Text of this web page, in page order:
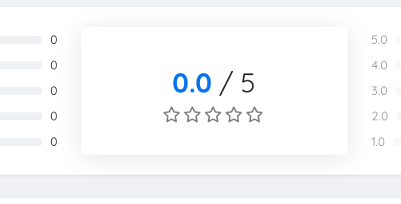
0
0
0
0
0
0.0 / 5
5.0
4.0
3.0
2.0
1.0